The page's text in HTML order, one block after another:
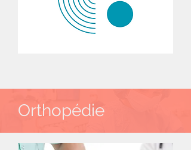
Orthopédie